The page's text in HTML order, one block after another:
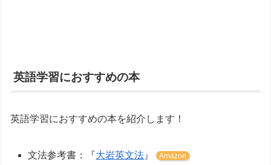
英語学習におすすめの本
英語学習におすすめの本を紹介します！
文法参考書：『大岩英文法 』 Amazon